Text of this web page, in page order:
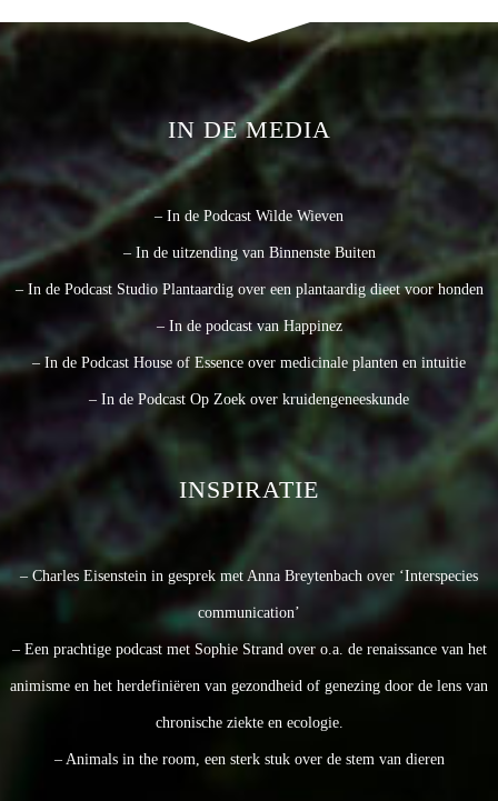
IN DE MEDIA
– In de Podcast Wilde Wieven
– In de uitzending van Binnenste Buiten
– In de Podcast Studio Plantaardig over een plantaardig dieet voor honden
– In de podcast van Happinez
– In de Podcast House of Essence over medicinale planten en intuitie
– In de Podcast Op Zoek over kruidengeneeskunde
INSPIRATIE
– Charles Eisenstein in gesprek met Anna Breytenbach over ‘Interspecies
communication’
– Een prachtige podcast met Sophie Strand over o.a. de renaissance van het
animisme en het herdefiniëren van gezondheid of genezing door de lens van
chronische ziekte en ecologie.
– Animals in the room, een sterk stuk over de stem van dieren